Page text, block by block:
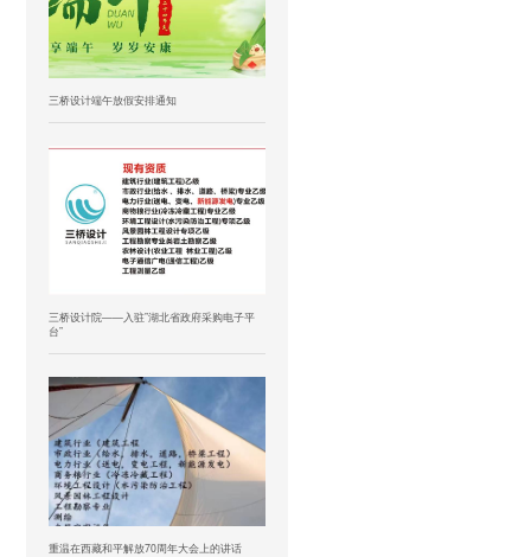
三桥设计端午放假安排通知
三桥设计院——入驻”湖北省政府采购电子平
台”
重温在西藏和平解放70周年大会上的讲话